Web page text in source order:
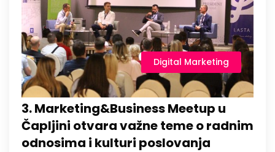
Digital Marketing
3. Marketing&Business Meetup u
Čapljini otvara važne teme o radnim
odnosima i kulturi poslovanja